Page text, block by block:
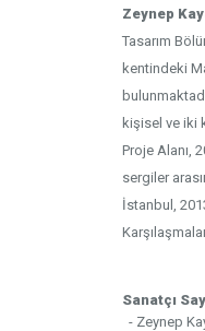
Zeynep
Tasarım
kentindeki
kişisel ve iki
Proje Alanı,
sergiler
İstanbul,
Sanatçı
- Zeynep